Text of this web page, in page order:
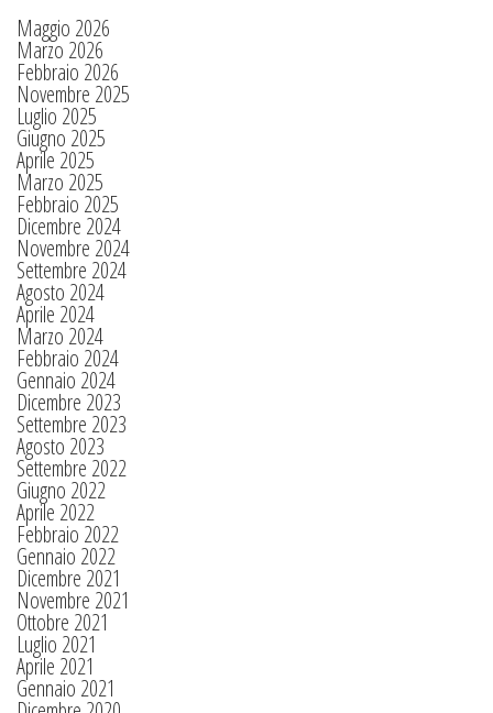
Maggio 2026
Marzo 2026
Febbraio 2026
Novembre 2025
Luglio 2025
Giugno 2025
Aprile 2025
Marzo 2025
Febbraio 2025
Dicembre 2024
Novembre 2024
Settembre 2024
Agosto 2024
Aprile 2024
Marzo 2024
Febbraio 2024
Gennaio 2024
Dicembre 2023
Settembre 2023
Agosto 2023
Settembre 2022
Giugno 2022
Aprile 2022
Febbraio 2022
Gennaio 2022
Dicembre 2021
Novembre 2021
Ottobre 2021
Luglio 2021
Aprile 2021
Gennaio 2021